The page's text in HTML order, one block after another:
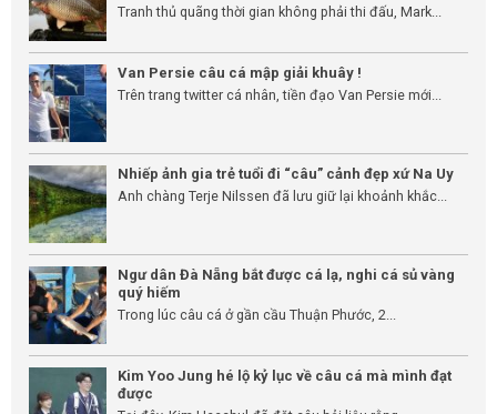
Tranh thủ quãng thời gian không phải thi đấu, Mark...
Van Persie câu cá mập giải khuây !
Trên trang twitter cá nhân, tiền đạo Van Persie mới...
Nhiếp ảnh gia trẻ tuổi đi “câu” cảnh đẹp xứ Na Uy
Anh chàng Terje Nilssen đã lưu giữ lại khoảnh khắc...
Ngư dân Đà Nẵng bắt được cá lạ, nghi cá sủ vàng
quý hiếm
Trong lúc câu cá ở gần cầu Thuận Phước, 2...
Kim Yoo Jung hé lộ kỷ lục về câu cá mà mình đạt
được